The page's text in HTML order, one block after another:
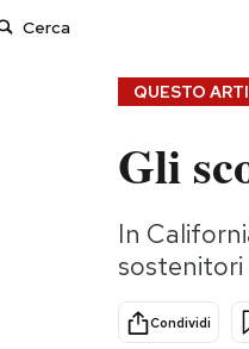
Consumismi
Storie/Idee
Ok Boomer!
QUESTO
Gli
In
sostenitori
Condividi